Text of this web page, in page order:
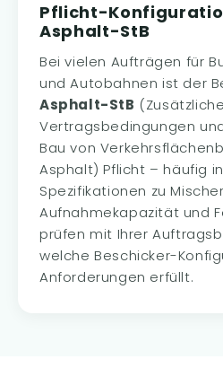
Pflicht-
Asphalt-StB
Bei vielen Aufträgen für
und Autobahnen ist der
Asphalt-StB
Vertragsbedingungen
Bau von
Asphalt) Pflicht – häufig
Spezifikationen zu
Aufnahmekapazität und
prüfen mit Ihrer
welche Beschicker-
Anforderungen erfüllt.